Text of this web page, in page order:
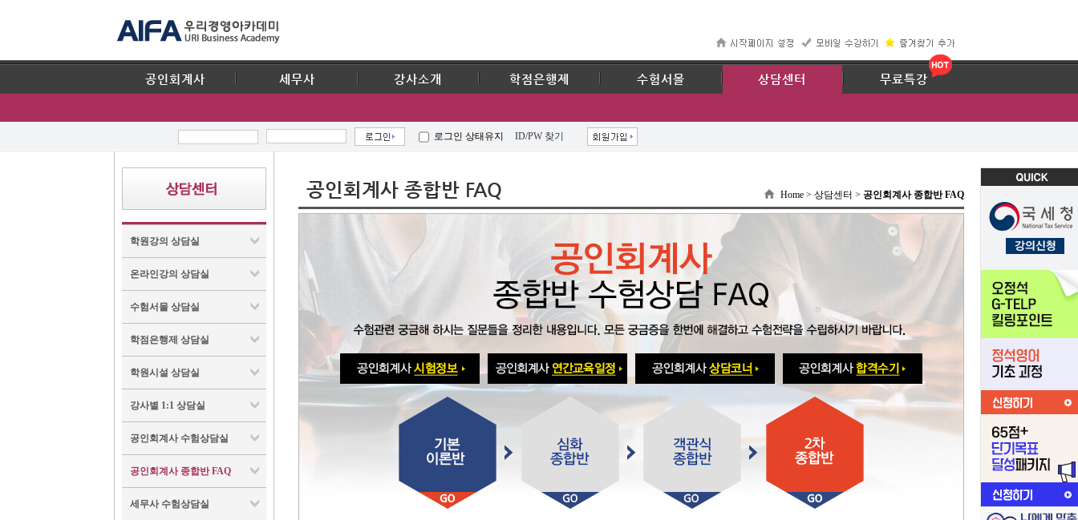
공인회계사 세무사 강사소개 학점은행제 수험서몰 상담센터 무료특강
로그인 상태유지 ID/PW 찾기
학원강의 상담실
온라인강의 상담실
수험서몰 상담실
학점은행제 상담실
학원시설 상담실
강사별 1:1 상담실
공인회계사 수험상담실
공인회계사 종합반 FAQ
세무사 수험상담실
공인회계사 종합반 FAQ Home > 상담센터 > 공인회계사 종합반 FAQ